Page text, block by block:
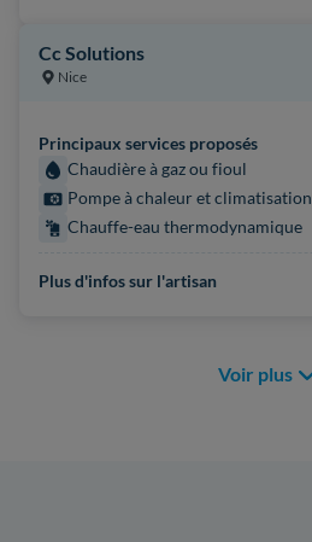
Cc Solutions
Nice
Principaux services proposés
Chaudière à gaz ou fioul
Pompe à chaleur et climatisation
Chauffe-eau thermodynamique
Plus d'infos sur l'artisan
Voir plus